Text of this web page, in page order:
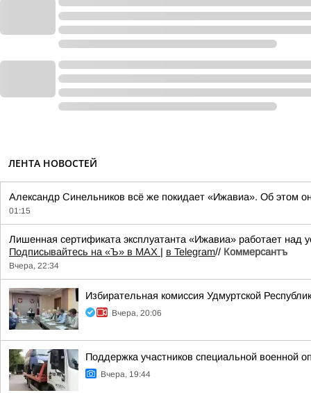
ЛЕНТА НОВОСТЕЙ
Александр Синельников всё же покидает «Ижавиа». Об этом
01:15
Лишенная сертификата эксплуатанта «Ижавиа» работает
Подписывайтесь на «Ъ» в MAX | в Telegram// Коммерсантъ
Вчера, 22:34
Избирательная комиссия Удмуртской
Вчера, 20:06
Поддержка участников специальной военной
Вчера, 19:44